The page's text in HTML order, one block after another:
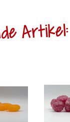
Artikel: